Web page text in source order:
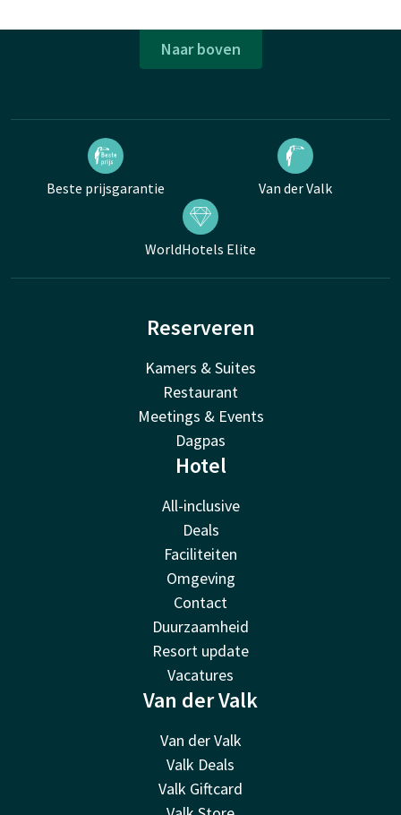
Naar boven
Beste prijsgarantie Van der Valk
WorldHotels Elite
Reserveren
Kamers & Suites
Restaurant
Meetings & Events
Dagpas
Hotel
All-inclusive
Deals
Faciliteiten
Omgeving
Contact
Duurzaamheid
Resort update
Vacatures
Van der Valk
Van der Valk
Valk Deals
Valk Giftcard